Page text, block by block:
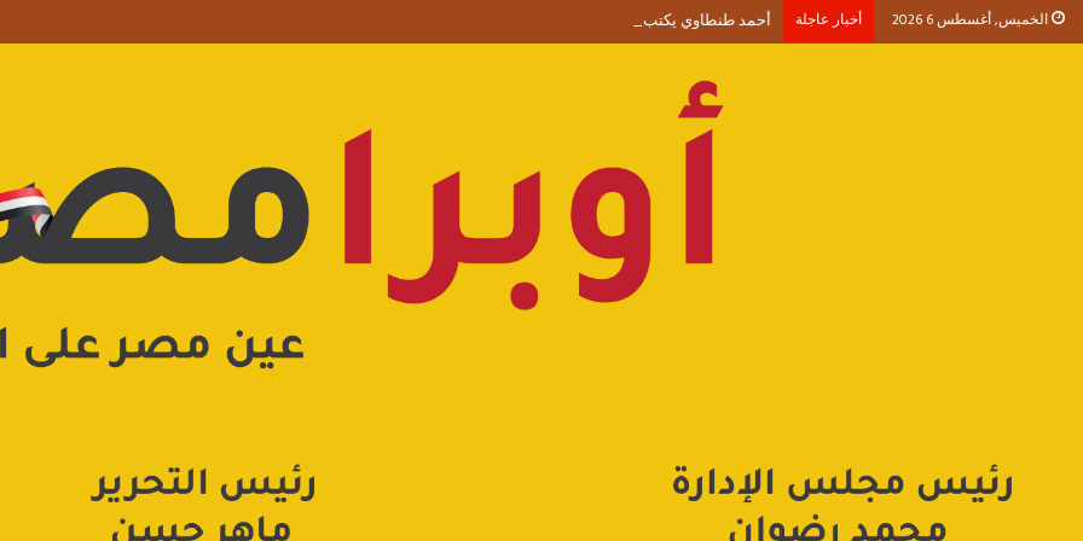
الخميس, أغسطس 6 2026 أخبار عاجلة أحمد طنطاوي يكتب حين يصبح الوجود علامة استفهام